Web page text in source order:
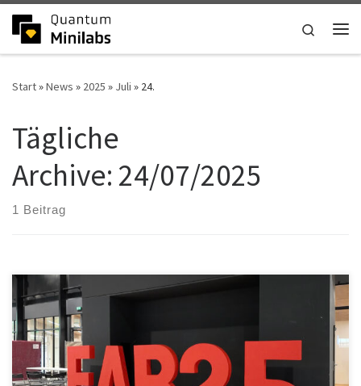
Zum Inhalt springen
Search
Start»News » 2025 » Juli » 24.
Tägliche
Archive: 24/07/2025
1 Beitrag
Fab25 – Bridge the Gap Ahoj Fab25 und díky für alles! Auch in
diesem Jahr hat das HRW FabLab an der Fab Konferenz
teilgenommen und viele neue Erfahrungen gesammelt. Die Fab25